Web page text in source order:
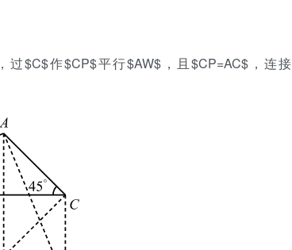
过$C$作$CP$平行$AW$，且$CP=AC$，连接